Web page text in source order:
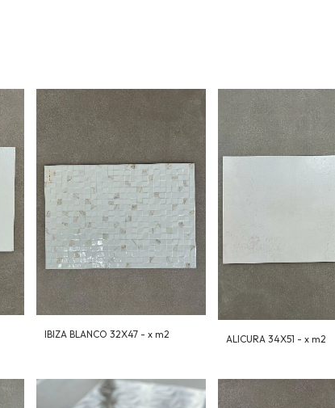
IBIZA BLANCO 32X47 - x m2 ALICURA 34X51 - x m2